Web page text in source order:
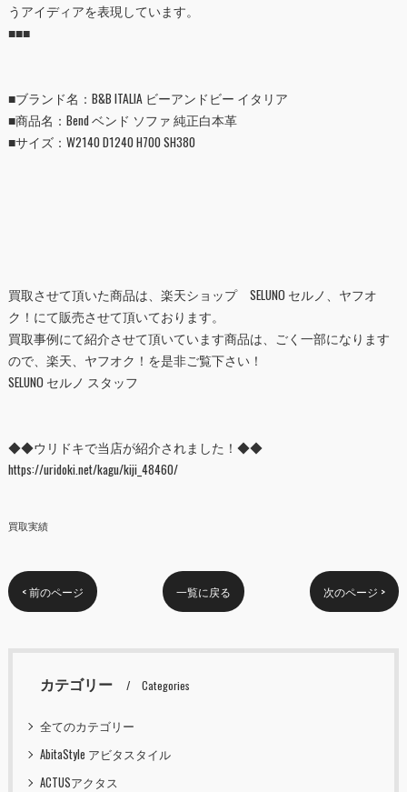
うアイディアを表現しています。
■■■
■ブランド名：B&B ITALIA ビーアンドビー イタリア
■商品名：Bend ベンド ソファ 純正白本革
■サイズ：W2140 D1240 H700 SH380
買取させて頂いた商品は、 楽天ショップ SELUNO セルノ
ヤフオ
ク！ にて販売させて頂いております。
買取事例にて紹介させて頂いています商品は、ごく一部になります
ので、楽天、ヤフオク！を是非ご覧下さい！
SELUNO セルノ スタッフ
◆◆ウリドキで当店が紹介されました！◆◆
https://uridoki.net/kagu/kiji_48460/
買取実績
< 前のページ 一覧に戻る 次のページ >
カテゴリー Categories
全てのカテゴリー
AbitaStyle アビタスタイル
ACTUSアクタス